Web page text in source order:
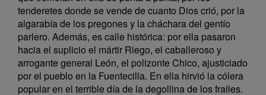
tenderetes donde se vende de cuanto Dios crió, por la
algarabía de los pregones y la cháchara del gentío
parlero. Además, es calle histórica: por ella pasaron
hacia el suplicio el mártir Riego, el caballeroso y
arrogante general León, el polizonte Chico, ajusticiado
por el pueblo en la Fuentecilla. En ella hirvió la cólera
popular en el terrible día de la degollina de los frailes.